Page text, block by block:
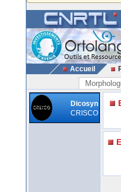
Accueil
Dicosyn
CRISCO